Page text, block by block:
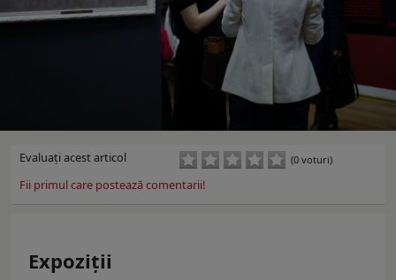
Evaluaţi acest articol (0 voturi)
Fii primul care postează comentarii!
Expoziţii